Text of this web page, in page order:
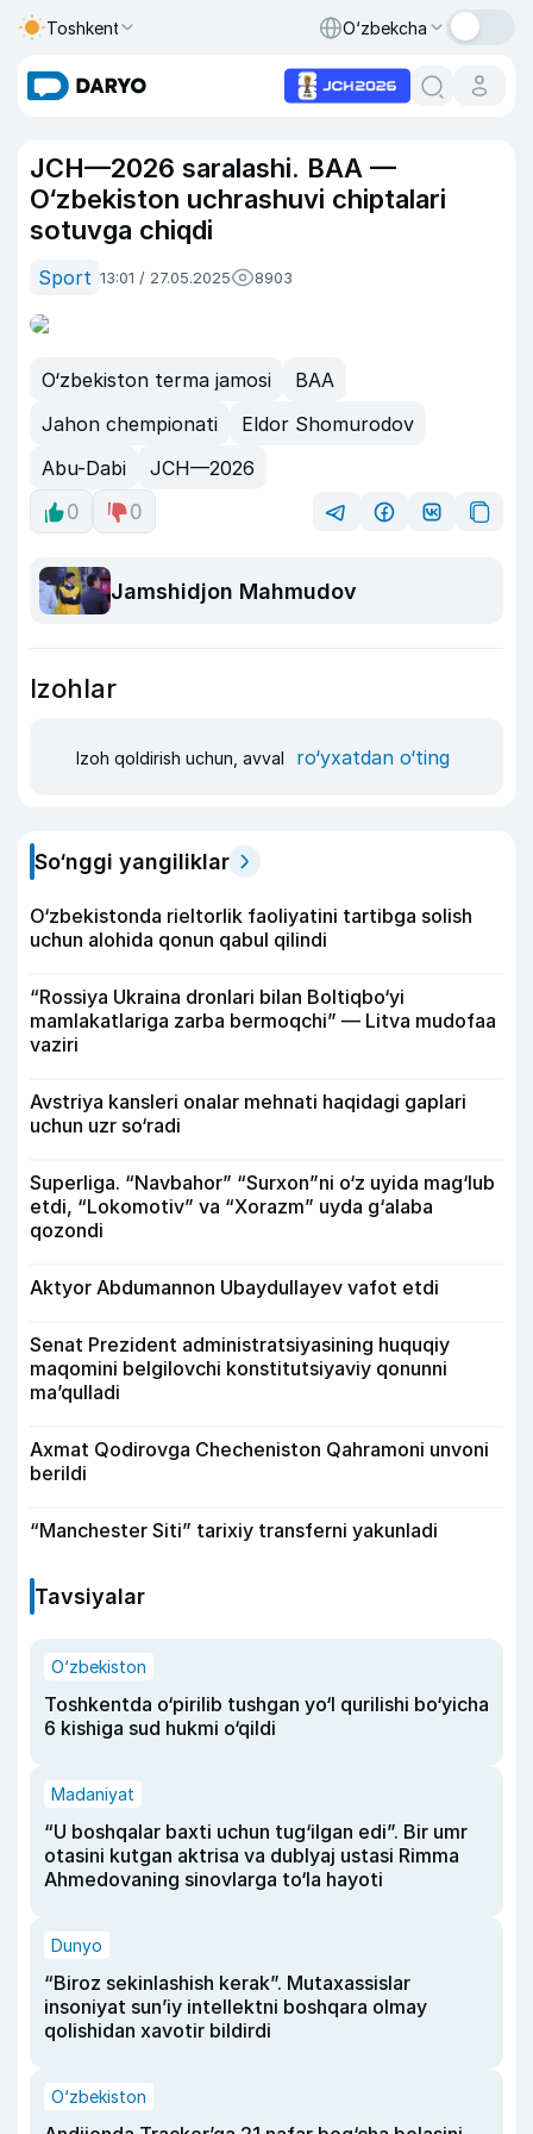
Toshkent O‘zbekcha
JCH—2026 saralashi. BAA —
O‘zbekiston uchrashuvi chiptalari
sotuvga chiqdi
Sport 13:01 / 27.05.2025 8903
O‘zbekiston terma jamosi
BAA
Jahon chempionati
Eldor Shomurodov
Abu-Dabi
JCH—2026
0
0
Jamshidjon Mahmudov
Izohlar
Izoh qoldirish uchun, avval ro‘yxatdan o‘ting
So‘nggi yangiliklar
O‘zbekistonda rieltorlik faoliyatini tartibga solish
uchun alohida qonun qabul qilindi
“Rossiya Ukraina dronlari bilan Boltiqbo‘yi
mamlakatlariga zarba bermoqchi” — Litva mudofaa
vaziri
Avstriya kansleri onalar mehnati haqidagi gaplari
uchun uzr so‘radi
Superliga. “Navbahor” “Surxon”ni o‘z uyida mag‘lub
etdi, “Lokomotiv” va “Xorazm” uyda g‘alaba
qozondi
Aktyor Abdu­mannon Ubaydullayev vafot etdi
Senat Prezident administratsiyasining huquqiy
maqomini belgilovchi konstitutsiyaviy qonunni
ma’qulladi
Axmat Qodirovga Checheniston Qahramoni unvoni
berildi
“Manchester Siti” tarixiy transferni yakunladi
Tavsiyalar
O‘zbekiston
Toshkentda o‘pirilib tushgan yo‘l qurilishi bo‘yicha
6 kishiga sud hukmi o‘qildi
Madaniyat
“U boshqalar baxti uchun tug‘ilgan edi”. Bir umr
otasini kutgan aktrisa va dublyaj ustasi Rimma
Ahmedovaning sinovlarga to‘la hayoti
Dunyo
“Biroz sekinlashish kerak”. Mutaxassislar
insoniyat sun’iy intellektni boshqara olmay
qolishidan xavotir bildirdi
O‘zbekiston